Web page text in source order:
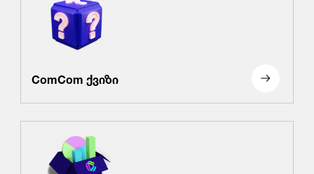
ComCom ქვიზი